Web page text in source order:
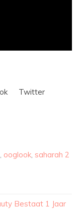
Twitter
ooglook saharah 2
Bestaat 1 Jaar